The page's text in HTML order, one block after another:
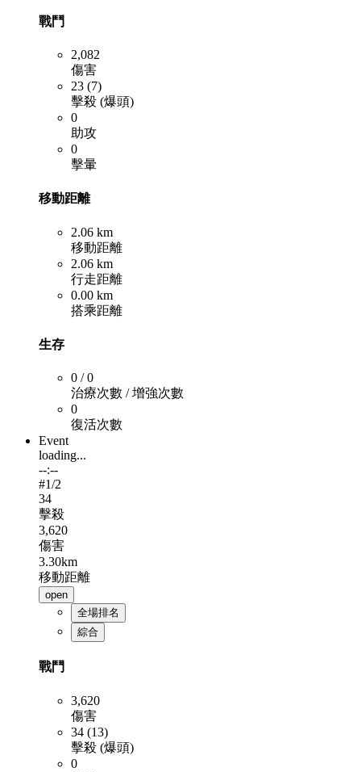
戰鬥
2,082
傷害
23 (7)
擊殺 (爆頭)
0
助攻
0
擊暈
移動距離
2.06 km
移動距離
2.06 km
行走距離
0.00 km
搭乘距離
生存
0 / 0
治療次數 / 增強次數
0
復活次數
Event
loading...
--:--
#1/2
34
擊殺
3,620
傷害
3.30km
移動距離
open
全場排名
綜合
戰鬥
3,620
傷害
34 (13)
擊殺 (爆頭)
0